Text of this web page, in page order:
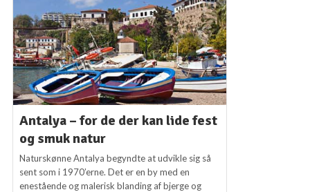
Antalya – for de der kan lide fest
og smuk natur
Naturskønne Antalya begyndte at udvikle sig så
sent som i 1970’erne. Det er en by med en
enestående og malerisk blanding af bjerge og